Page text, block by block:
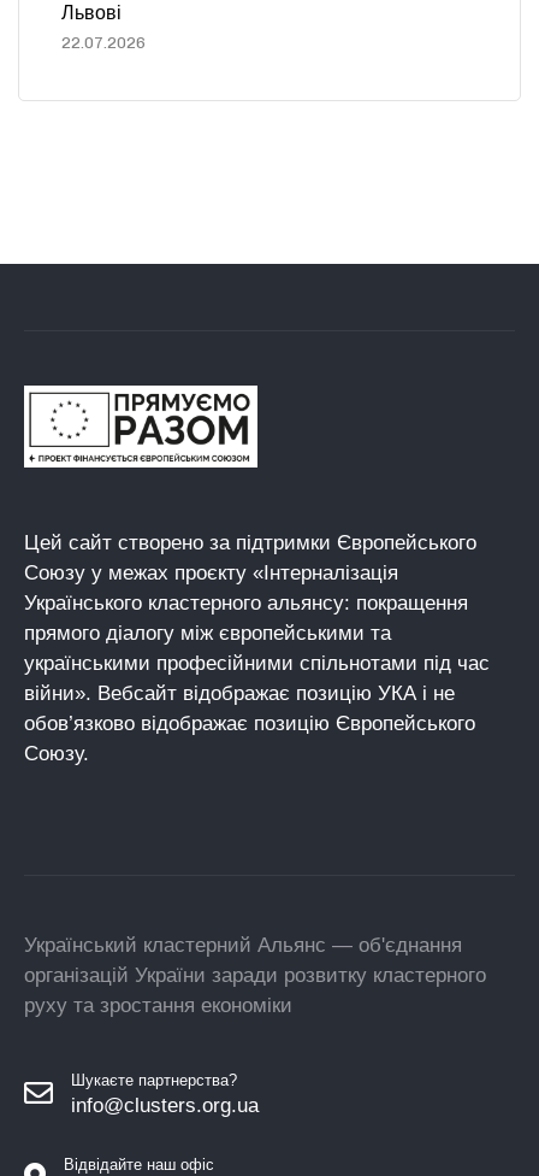
Львові
22.07.2026
Цей сайт створено за підтримки Європейського
Союзу у межах проєкту «Інтерналізація
Українського кластерного альянсу: покращення
прямого діалогу між європейськими та
українськими професійними спільнотами під час
війни». Вебсайт відображає позицію УКА і не
обов’язково відображає позицію Європейського
Союзу.
Український кластерний Альянс — об'єднання
організацій України заради розвитку кластерного
руху та зростання економіки
Шукаєте партнерства?
info@clusters.org.ua
Відвідайте наш офіс